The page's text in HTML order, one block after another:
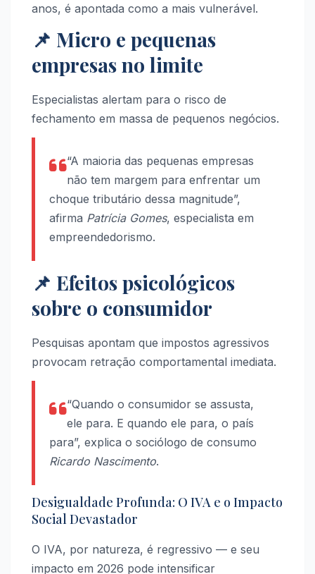
anos, é apontada como a mais vulnerável.
📌 Micro e pequenas
empresas no limite
Especialistas alertam para o risco de
fechamento em massa de pequenos negócios.
“A maioria das pequenas empresas
não tem margem para enfrentar um
choque tributário dessa magnitude”,
afirma Patrícia Gomes, especialista em
empreendedorismo.
📌 Efeitos psicológicos
sobre o consumidor
Pesquisas apontam que impostos agressivos
provocam retração comportamental imediata.
“Quando o consumidor se assusta,
ele para. E quando ele para, o país
para”, explica o sociólogo de consumo
Ricardo Nascimento.
Desigualdade Profunda: O IVA e o Impacto
Social Devastador
O IVA, por natureza, é regressivo — e seu
impacto em 2026 pode intensificar